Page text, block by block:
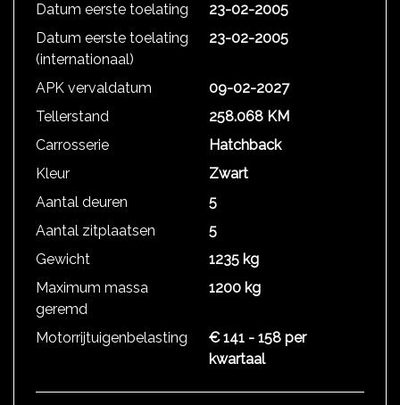
Datum eerste toelating
23-02-2005
Datum eerste toelating
(internationaal)
23-02-2005
APK vervaldatum
09-02-2027
Tellerstand
258.068 KM
Carrosserie
Hatchback
Kleur
Zwart
Aantal deuren
5
Aantal zitplaatsen
5
Gewicht
1235 kg
Maximum massa
geremd
1200 kg
Motorrijtuigenbelasting
€ 141 - 158 per
kwartaal